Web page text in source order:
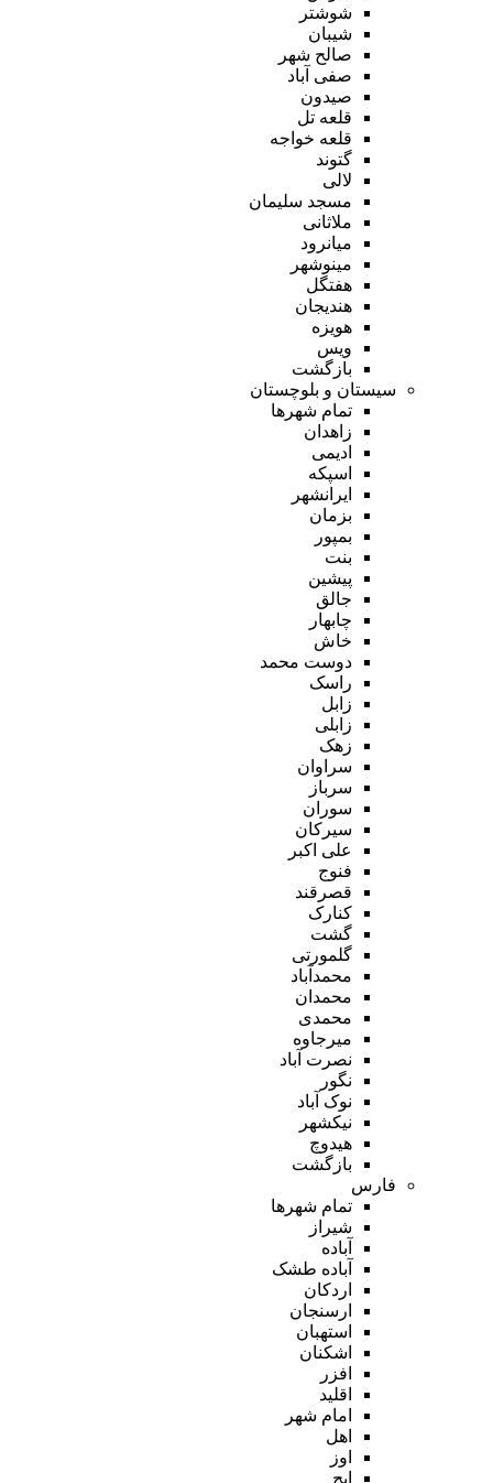
شوشتر
شیبان
صالح شهر
صفی آباد
صیدون
قلعه تل
قلعه خواجه
گتوند
لالی
مسجد سلیمان
ملاثانی
میانرود
مینوشهر
هفتگل
هندیجان
هویزه
ویس
بازگشت
سیستان و بلوچستان
تمام شهر‌ها
زاهدان
ادیمی
اسپکه
ایرانشهر
بزمان
بمپور
بنت
پیشین
جالق
چابهار
خاش
دوست محمد
راسک
زابل
زابلی
زهک
سراوان
سرباز
سوران
سیرکان
علی اکبر
فنوج
قصرقند
کنارک
گشت
گلمورتی
محمدآباد
محمدان
محمدی
میرجاوه
نصرت آباد
نگور
نوک آباد
نیکشهر
هیدوچ
بازگشت
فارس
تمام شهر‌ها
شیراز
آباده
آباده طشک
اردکان
ارسنجان
استهبان
اشکنان
افزر
اقلید
امام شهر
اهل
اوز
ایج